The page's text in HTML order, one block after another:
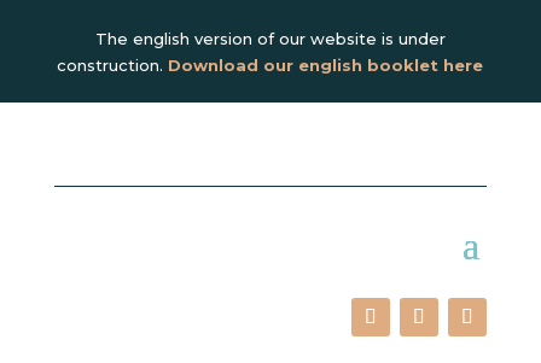
The english version of our website is under
construction. Download our english booklet here